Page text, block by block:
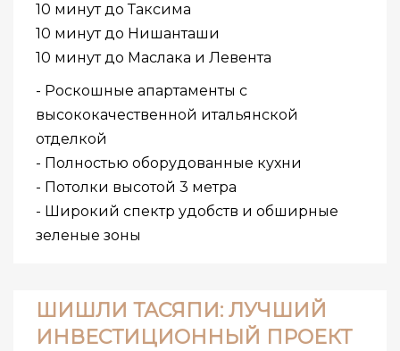
10 минут до Таксима
10 минут до Нишанташи
10 минут до Маслака и Левента
- Роскошные апартаменты с
высококачественной итальянской
отделкой
- Полностью оборудованные кухни
- Потолки высотой 3 метра
- Широкий спектр удобств и обширные
зеленые зоны
ШИШЛИ ТАСЯПИ: ЛУЧШИЙ
ИНВЕСТИЦИОННЫЙ ПРОЕКТ